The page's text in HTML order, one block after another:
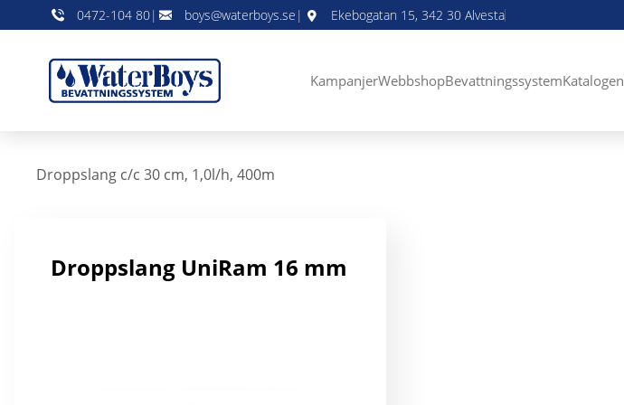
0472-104 80| boys@waterboys.se | Ekebogatan 15, 342 30 Alvesta
KampanjerWebbshopBevattningssystemKatalogen
Droppslang c/c 30 cm, 1,0l/h, 400m
Droppslang UniRam 16 mm